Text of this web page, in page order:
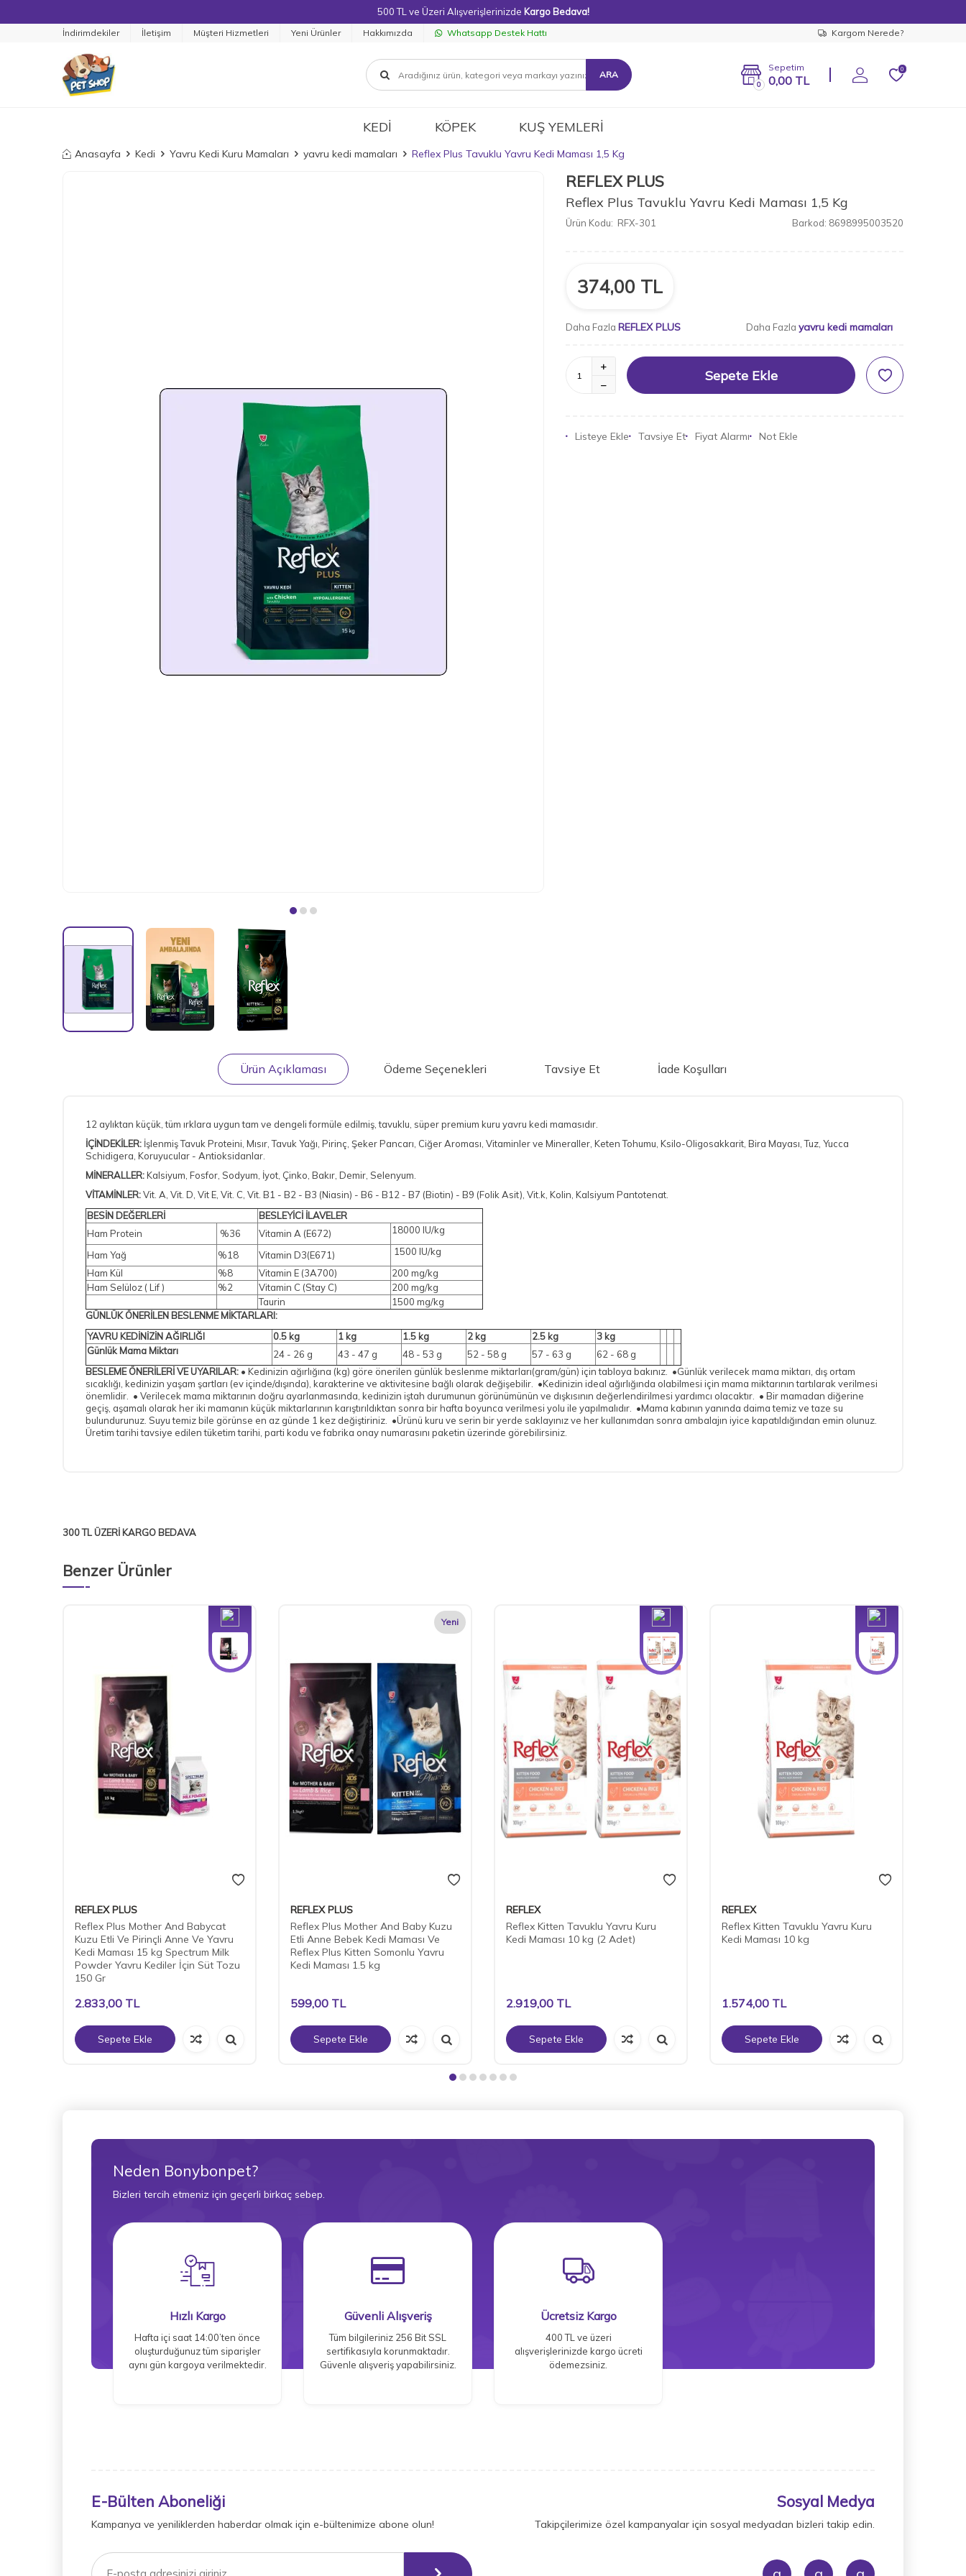
500 TL ve Üzeri Alışverişlerinizde Kargo Bedava!
İndirimdekiler İletişim Müşteri Hizmetleri Yeni Ürünler Hakkımızda Whatsapp Destek Hattı Kargom Nerede?
ARA
0
Sepetim
0,00 TL
0
KEDİ KÖPEK KUŞ YEMLERİ
Anasayfa Kedi Yavru Kedi Kuru Mamaları yavru kedi mamaları Reflex Plus Tavuklu Yavru Kedi Maması 1,5 Kg
REFLEX PLUS
Reflex Plus Tavuklu Yavru Kedi Maması 1,5 Kg
Ürün Kodu: RFX-301 Barkod: 8698995003520
374,00 TL
Daha Fazla REFLEX PLUS Daha Fazla yavru kedi mamaları
Sepete Ekle
Listeye Ekle Tavsiye Et Fiyat Alarmı Not Ekle
Ürün Açıklaması Ödeme Seçenekleri Tavsiye Et İade Koşulları
12 aylıktan küçük, tüm ırklara uygun tam ve dengeli formüle edilmiş, tavuklu, süper premium kuru yavru kedi mamasıdır.
İÇİNDEKİLER: İşlenmiş Tavuk Proteini, Mısır, Tavuk Yağı, Pirinç, Şeker Pancarı, Ciğer Aroması, Vitaminler ve Mineraller, Keten Tohumu, Ksilo-Oligosakkarit, Bira Mayası, Tuz, Yucca
Schidigera, Koruyucular - Antioksidanlar.
MİNERALLER:Kalsiyum, Fosfor, Sodyum, İyot, Çinko, Bakır, Demir, Selenyum.
VİTAMİNLER:Vit. A, Vit. D, Vit E, Vit. C, Vit. B1 - B2 - B3 (Niasin) - B6 - B12 - B7 (Biotin) - B9 (Folik Asit), Vit.k, Kolin, Kalsiyum Pantotenat.
BESİN DEĞERLERİ
BESLEYİCİ İLAVELER
Ham Protein
%36 Vitamin A (E672) 18000 IU/kg
Ham Yağ %18 Vitamin D3(E671)
1500 IU/kg
Ham Kül
%8 Vitamin E (3A700)
200 mg/kg
Ham Selüloz ( Lif )
%2 Vitamin C (Stay C)
200 mg/kg
Taurin
1500 mg/kg
GÜNLÜK ÖNERİLEN BESLENME MİKTARLARI:
YAVRU KEDİNİZİN AĞIRLIĞI
0.5 kg 1 kg 1.5 kg 2 kg 2.5 kg
3 kg
Günlük Mama Miktarı
24 - 26 g 43 - 47 g 48 - 53 g 52 - 58 g 57 - 63 g
62 - 68 g
BESLEME ÖNERİLERİ VE UYARILAR: • Kedinizin ağırlığına (kg) göre önerilen günlük beslenme miktarları(gram/gün) için tabloya bakınız. •Günlük verilecek mama miktarı, dış ortam
sıcaklığı, kedinizin yaşam şartları (ev içinde/dışında), karakterine ve aktivitesine bağlı olarak değişebilir. •Kedinizin ideal ağırlığında olabilmesi için mama miktarının tartılarak verilmesi
önemlidir. • Verilecek mama miktarının doğru ayarlanmasında, kedinizin iştah durumunun görünümünün ve dışkısının değerlendirilmesi yardımcı olacaktır. • Bir mamadan diğerine
geçiş, aşamalı olarak her iki mamanın küçük miktarlarının karıştırıldıktan sonra bir hafta boyunca verilmesi yolu ile yapılmalıdır. •Mama kabının yanında daima temiz ve taze su
bulundurunuz. Suyu temiz bile görünse en az günde 1 kez değiştiriniz. •Ürünü kuru ve serin bir yerde saklayınız ve her kullanımdan sonra ambalajın iyice kapatıldığından emin olunuz.
Üretim tarihi tavsiye edilen tüketim tarihi, parti kodu ve fabrika onay numarasını paketin üzerinde görebilirsiniz.
300 TL ÜZERİ KARGO BEDAVA
Benzer Ürünler
Yeni
REFLEX PLUS
Reflex Plus Mother And Babycat
Kuzu Etli Ve Pirinçli Anne Ve Yavru
Kedi Maması 15 kg Spectrum Milk
Powder Yavru Kediler İçin Süt Tozu
150 Gr
2.833,00 TL
Sepete Ekle
Yeni
REFLEX PLUS
Reflex Plus Mother And Baby Kuzu
Etli Anne Bebek Kedi Maması Ve
Reflex Plus Kitten Somonlu Yavru
Kedi Maması 1.5 kg
599,00 TL
Sepete Ekle
Yeni
REFLEX
Reflex Kitten Tavuklu Yavru Kuru
Kedi Maması 10 kg (2 Adet)
2.919,00 TL
Sepete Ekle
Yeni
REFLEX
Reflex Kitten Tavuklu Yavru Kuru
Kedi Maması 10 kg
1.574,00 TL
Sepete Ekle
Neden Bonybonpet?
Bizleri tercih etmeniz için geçerli birkaç sebep.
Hızlı Kargo
Hafta içi saat 14:00’ten önce
oluşturduğunuz tüm siparişler
aynı gün kargoya verilmektedir.
Güvenli Alışveriş
Tüm bilgileriniz 256 Bit SSL
sertifikasıyla korunmaktadır.
Güvenle alışveriş yapabilirsiniz.
Ücretsiz Kargo
400 TL ve üzeri
alışverişlerinizde kargo ücreti
ödemezsiniz.
E-Bülten Aboneliği
Kampanya ve yeniliklerden haberdar olmak için e-bültenimize abone olun!
Sosyal Medya
Takipçilerimize özel kampanyalar için sosyal medyadan bizleri takip edin.